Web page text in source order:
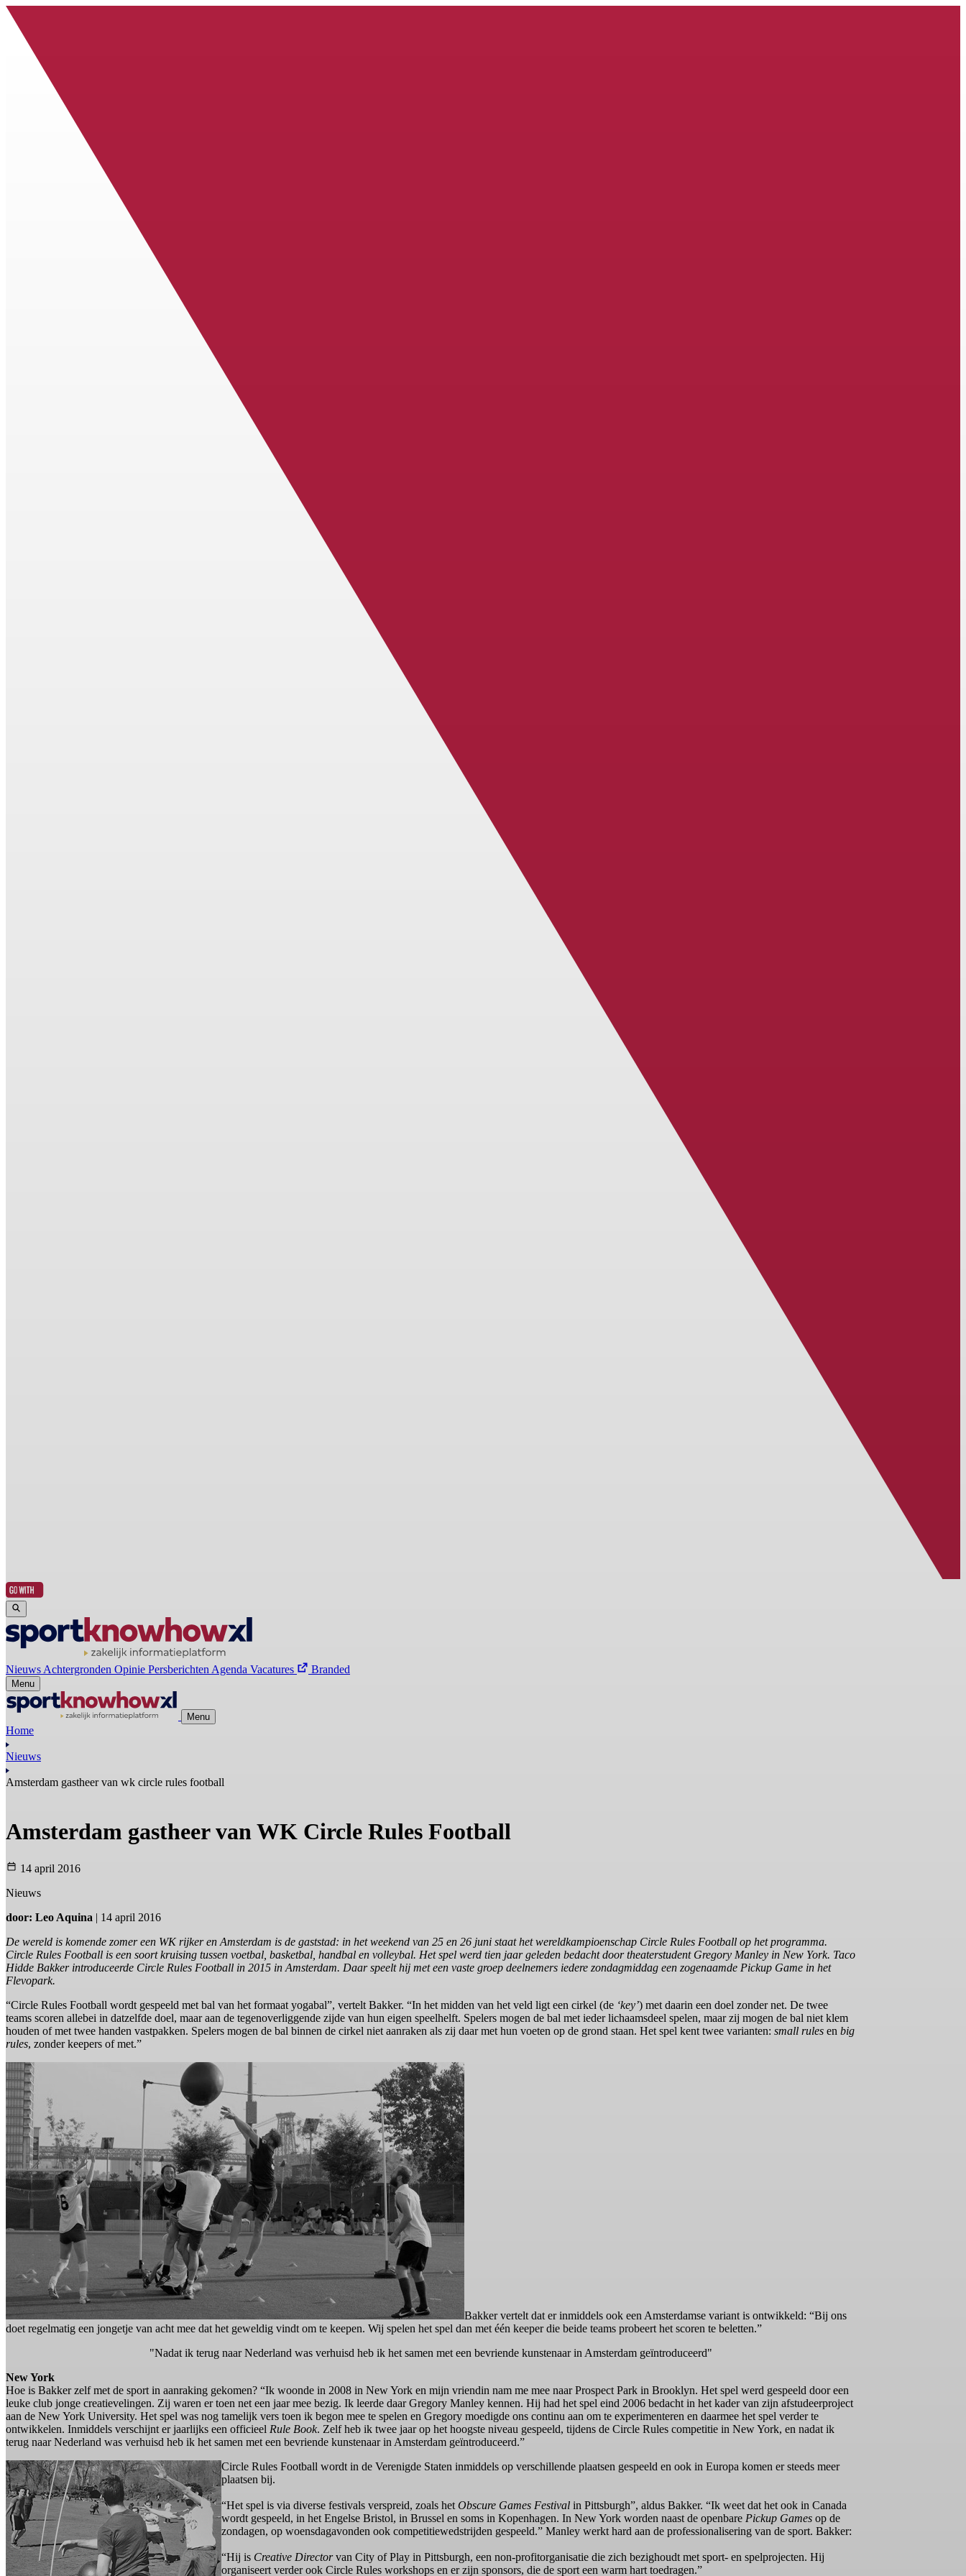
Nieuws Achtergronden Opinie Persberichten Agenda Vacatures Branded
Menu
Menu
Home
Nieuws
Amsterdam gastheer van wk circle rules football
Amsterdam gastheer van WK Circle Rules Football
14 april 2016
Nieuws
door: Leo Aquina | 14 april 2016
De wereld is komende zomer een WK rijker en Amsterdam is de gaststad: in het weekend van 25 en 26 juni staat het wereldkampioenschap Circle Rules Football op het programma.
Circle Rules Football is een soort kruising tussen voetbal, basketbal, handbal en volleybal. Het spel werd tien jaar geleden bedacht door theaterstudent Gregory Manley in New York. Taco
Hidde Bakker introduceerde Circle Rules Football in 2015 in Amsterdam. Daar speelt hij met een vaste groep deelnemers iedere zondagmiddag een zogenaamde Pickup Game in het
Flevopark.
“Circle Rules Football wordt gespeeld met bal van het formaat yogabal”, vertelt Bakker. “In het midden van het veld ligt een cirkel (de ‘key’) met daarin een doel zonder net. De twee
teams scoren allebei in datzelfde doel, maar aan de tegenoverliggende zijde van hun eigen speelhelft. Spelers mogen de bal met ieder lichaamsdeel spelen, maar zij mogen de bal niet klem
houden of met twee handen vastpakken. Spelers mogen de bal binnen de cirkel niet aanraken als zij daar met hun voeten op de grond staan. Het spel kent twee varianten: small rules en big
rules, zonder keepers of met.”
Bakker vertelt dat er inmiddels ook een Amsterdamse variant is ontwikkeld: “Bij ons
doet regelmatig een jongetje van acht mee dat het geweldig vindt om te keepen. Wij spelen het spel dan met één keeper die beide teams probeert het scoren te beletten.”
"Nadat ik terug naar Nederland was verhuisd heb ik het samen met een bevriende kunstenaar in Amsterdam geïntroduceerd"
New York
Hoe is Bakker zelf met de sport in aanraking gekomen? “Ik woonde in 2008 in New York en mijn vriendin nam me mee naar Prospect Park in Brooklyn. Het spel werd gespeeld door een
leuke club jonge creatievelingen. Zij waren er toen net een jaar mee bezig. Ik leerde daar Gregory Manley kennen. Hij had het spel eind 2006 bedacht in het kader van zijn afstudeerproject
aan de New York University. Het spel was nog tamelijk vers toen ik begon mee te spelen en Gregory moedigde ons continu aan om te experimenteren en daarmee het spel verder te
ontwikkelen. Inmiddels verschijnt er jaarlijks een officieel Rule Book. Zelf heb ik twee jaar op het hoogste niveau gespeeld, tijdens de Circle Rules competitie in New York, en nadat ik
terug naar Nederland was verhuisd heb ik het samen met een bevriende kunstenaar in Amsterdam geïntroduceerd.”
Circle Rules Football wordt in de Verenigde Staten inmiddels op verschillende plaatsen gespeeld en ook in Europa komen er steeds meer
plaatsen bij.
“Het spel is via diverse festivals verspreid, zoals het Obscure Games Festival in Pittsburgh”, aldus Bakker. “Ik weet dat het ook in Canada
wordt gespeeld, in het Engelse Bristol, in Brussel en soms in Kopenhagen. In New York worden naast de openbare Pickup Games op de
zondagen, op woensdagavonden ook competitiewedstrijden gespeeld.” Manley werkt hard aan de professionalisering van de sport. Bakker:
“Hij is Creative Directorvan City of Play in Pittsburgh, een non-profitorganisatie die zich bezighoudt met sport- en spelprojecten. Hij
organiseert verder ook Circle Rules workshops en er zijn sponsors, die de sport een warm hart toedragen.”